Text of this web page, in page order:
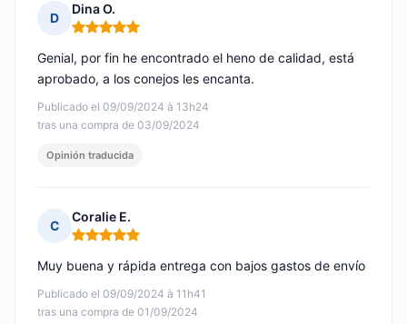
D
Dina O.
Nota: 5 de 5
Publicado el 09/09/2024 à 13h24
tras una compra de 03/09/2024
Genial, por fin he encontrado el heno de calidad, está
aprobado, a los conejos les encanta.
Opinión traducida
C
Coralie E.
Nota: 5 de 5
Publicado el 09/09/2024 à 11h41
tras una compra de 01/09/2024
Muy buena y rápida entrega con bajos gastos de envío